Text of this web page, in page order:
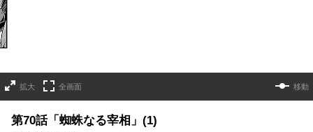
拡大 全画面 移動
第70話「蜘蛛なる宰相」(1)